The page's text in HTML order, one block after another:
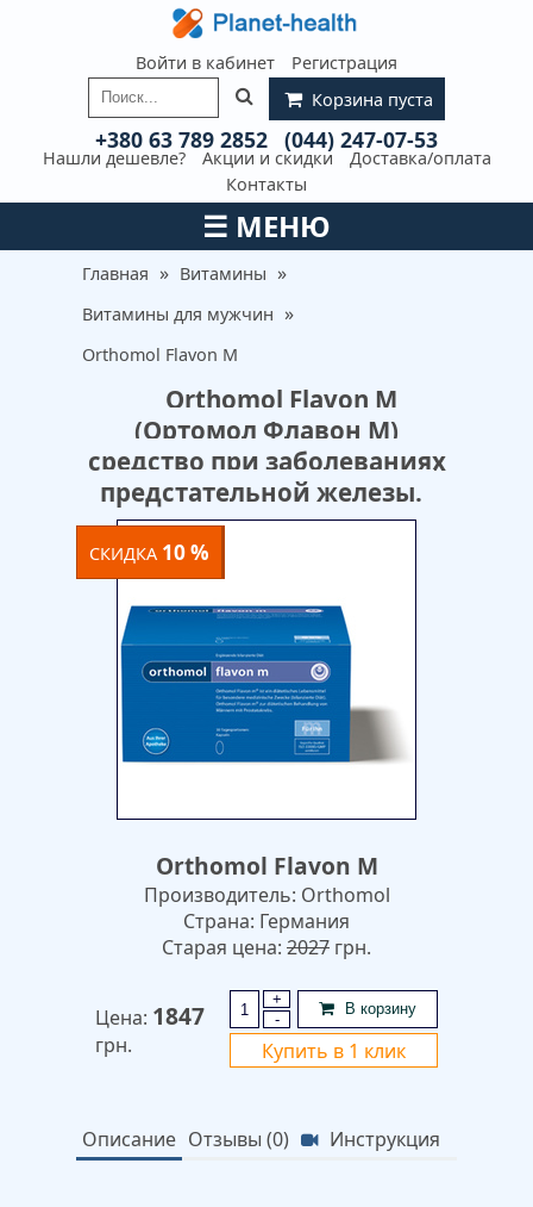
Нашли дешевле? Акции и скидки
Доставка/оплата
Контакты
Корзина пуста
Войти в кабинет Регистрация
+380 63 789 2852 (044) 247-07-53
☰ МЕНЮ
Главная » Витамины »
Витамины для мужчин »
Orthomol Flavon M
Orthomol Flavon M
(Ортомол Флавон М)
средство при заболеваниях
предстательной железы.
Orthomol Flavon M
Производитель: Orthomol
Страна: Германия
Старая цена: 2027 грн.
СКИДКА 10 %
Цена: 1847
грн.
-
+
В корзину
Купить в 1 клик
Описание Отзывы (0) Инструкция